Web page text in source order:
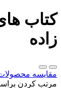
کتاب
زاده
مقایسه محصولات
مرتب کردن